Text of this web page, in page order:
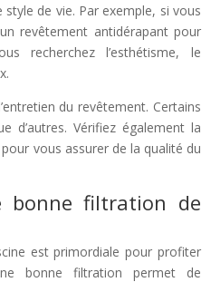
de vie. Par exemple, si vous
revêtement antidérapant pour
recherchez l’esthétisme, le
du revêtement. Certains
d’autres. Vérifiez également la
vous assurer de la qualité du
bonne filtration de
est primordiale pour profiter
bonne filtration permet de